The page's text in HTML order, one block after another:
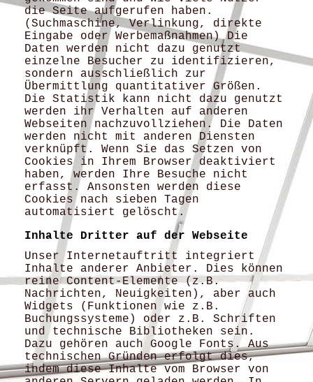
die Seite aufgerufen haben.
(Suchmaschine, Verlinkung, direkte
Eingabe oder Werbemaßnahmen) Die
Daten werden nicht dazu genutzt
einzelne Besucher zu identifizieren,
sondern ausschließlich zur
Übermittlung quantitativer Größen.
Die Statistik kann nicht dazu genutzt
werden ihr Verhalten auf anderen
Webseiten nachzuvollziehen. Die Daten
werden nicht mit anderen Diensten
verknüpft. Wenn Sie das Setzen von
Cookies in Ihrem Browser deaktiviert
haben, werden Ihre Besuche nicht
erfasst. Ansonsten werden diese
Cookies nach sieben Tagen
automatisiert gelöscht.
Inhalte Dritter auf der Webseite
Unser Internetauftritt integriert
Inhalte anderer Anbieter. Dies können
reine Content-Elemente (z.B.
Nachrichten, Neuigkeiten), aber auch
Widgets (Funktionen wie z.B.
Buchungssysteme) oder z.B. Schriften
und technische Bibliotheken sein.
Dazu gehören auch Google Fonts. Aus
technischen Gründen erfolgt dies,
indem diese Inhalte vom Browser von